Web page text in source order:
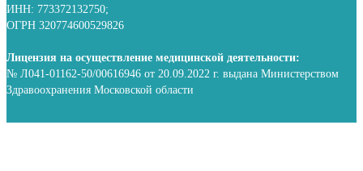
ИНН: 773372132750;
ОГРН 320774600529826
Лицензия на осуществление медицинской деятельности:
№ Л041-01162-50/00616946 от 20.09.2022 г. выдана Министерством
Здравоохранения Московской области